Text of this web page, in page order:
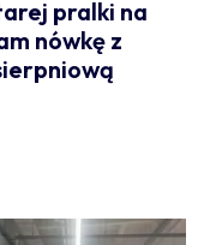
pralki na
nówkę z